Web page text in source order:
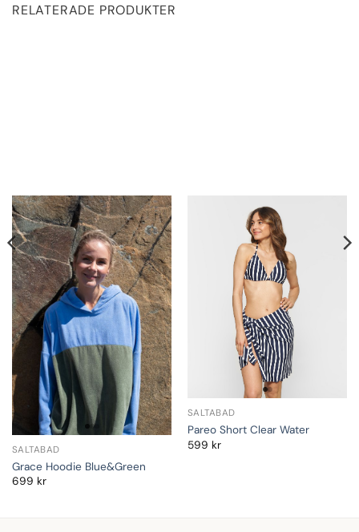
RELATERADE PRODUKTER
SALTABAD
Grace Hoodie Blue&Green
699 kr
SALTABAD
Pareo Short Clear Water
599 kr